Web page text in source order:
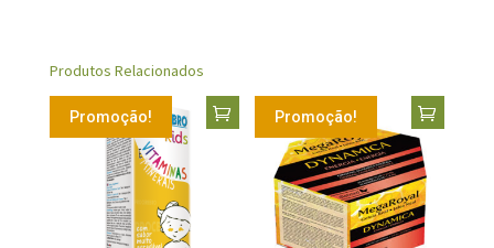
Produtos Relacionados
Promoção! Promoção!